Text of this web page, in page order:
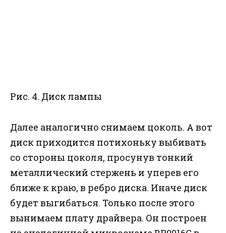
Рис. 4. Диск лампы
Далее аналогично снимаем цоколь. А вот
диск приходится потихоньку выбивать
со стороны цоколя, просунув тонкий
металлический стержень и уперев его
ближе к краю, в ребро диска. Иначе диск
будет выгибаться. Только после этого
вынимаем плату драйвера. Он построен